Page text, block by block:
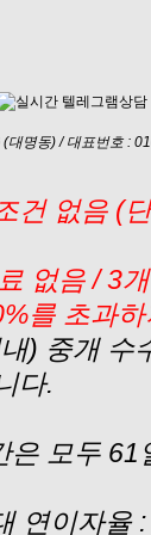
대명동) / 대표번호 :
건 없음 (
없음 / 3
를 초과
) 중개
다.
모두
연이자율